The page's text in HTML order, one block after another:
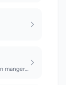
(en gerbe) Richesse (en épi) Famine (en manger) Tristesse